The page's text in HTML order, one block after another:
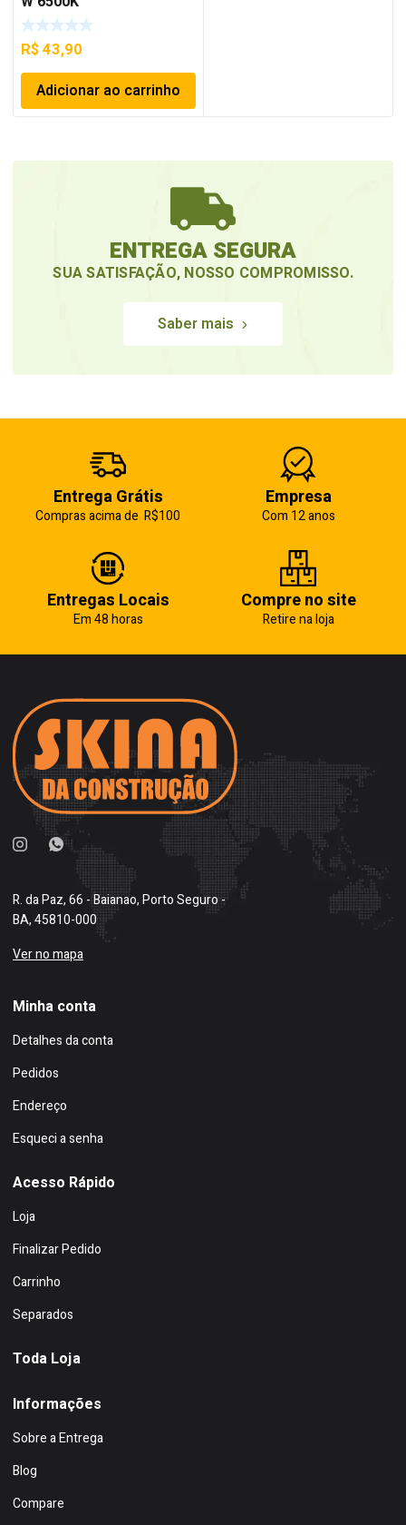
R$43,90
Adicionar ao carrinho
ENTREGA SEGURA
SUA SATISFAÇÃO, NOSSO COMPROMISSO.
Saber mais
Entrega Grátis
Compras acima de R$100
Empresa
Com 12 anos
Entregas Locais
Em 48 horas
Compre no site
Retire na loja
R. da Paz, 66 - Baianao, Porto Seguro -
BA, 45810-000
Ver no mapa
Minha conta
Detalhes da conta
Pedidos
Endereço
Esqueci a senha
Acesso Rápido
Loja
Finalizar Pedido
Carrinho
Separados
Toda Loja
Informações
Sobre a Entrega
Blog
Compare